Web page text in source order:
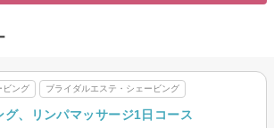
ビング ブライダルエステ・シェービング
グ、リンパマッサージ1日コース